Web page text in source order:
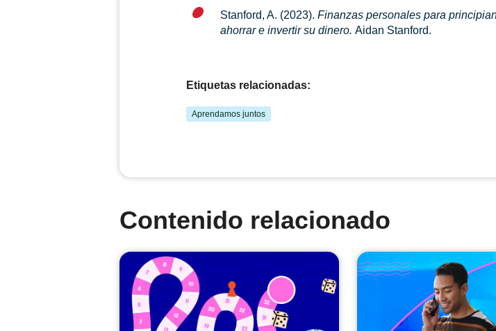
Stanford, A. (2023). Finanzas personales para
ahorrar e invertir su dinero. Aidan Stanford.
Etiquetas relacionadas:
Aprendamos juntos
Contenido relacionado